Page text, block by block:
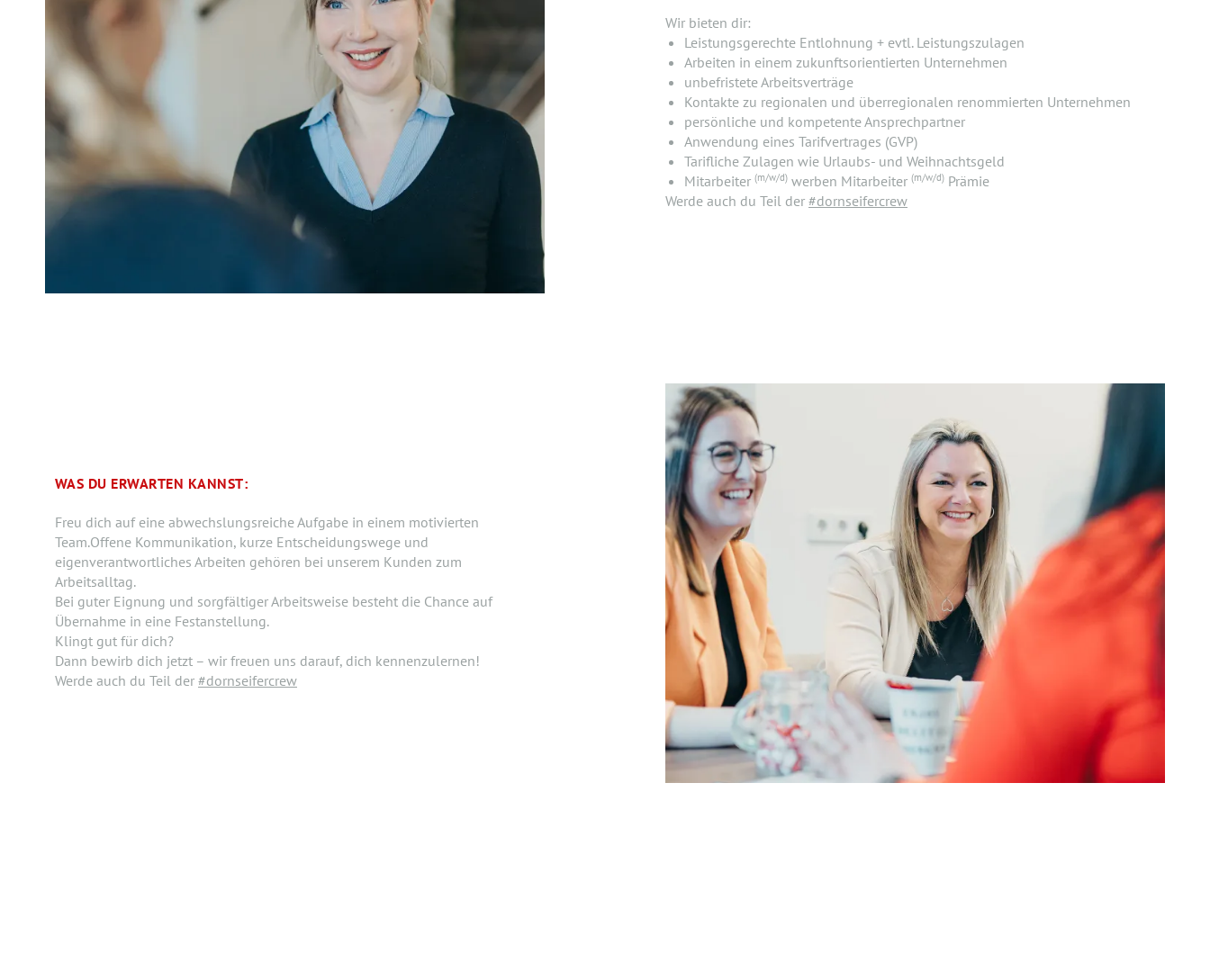
Wir bieten dir:
Leistungsgerechte Entlohnung + evtl. Leistungszulagen
Arbeiten in einem zukunftsorientierten Unternehmen
unbefristete Arbeitsverträge
Kontakte zu regionalen und überregionalen renommierten Unternehmen
persönliche und kompetente Ansprechpartner
Anwendung eines Tarifvertrages (GVP)
Tarifliche Zulagen wie Urlaubs- und Weihnachtsgeld
Mitarbeiter (m/w/d)werben Mitarbeiter (m/w/d)Prämie
Werde auch du Teil der #dornseifercrew
WAS DU ERWARTEN KANNST:
Freu dich auf eine abwechslungsreiche Aufgabe in einem motivierten
Team.Offene Kommunikation, kurze Entscheidungswege und
eigenverantwortliches Arbeiten gehören bei unserem Kunden zum
Arbeitsalltag.
Bei guter Eignung und sorgfältiger Arbeitsweise besteht die Chance auf
Übernahme in eine Festanstellung.
Klingt gut für dich?
Dann bewirb dich jetzt – wir freuen uns darauf, dich kennenzulernen!
Werde auch du Teil der #dornseifercrew